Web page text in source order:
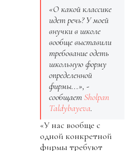
«О какой классике
идет речь? У моей
внучки в школе
вообще выставили
требование одеть
школьную форму
определенной
фирмы...», -
сообщает Sholpan
Taldybayeva.
«У нас вообще с
одной конкретной
фирмы требуют